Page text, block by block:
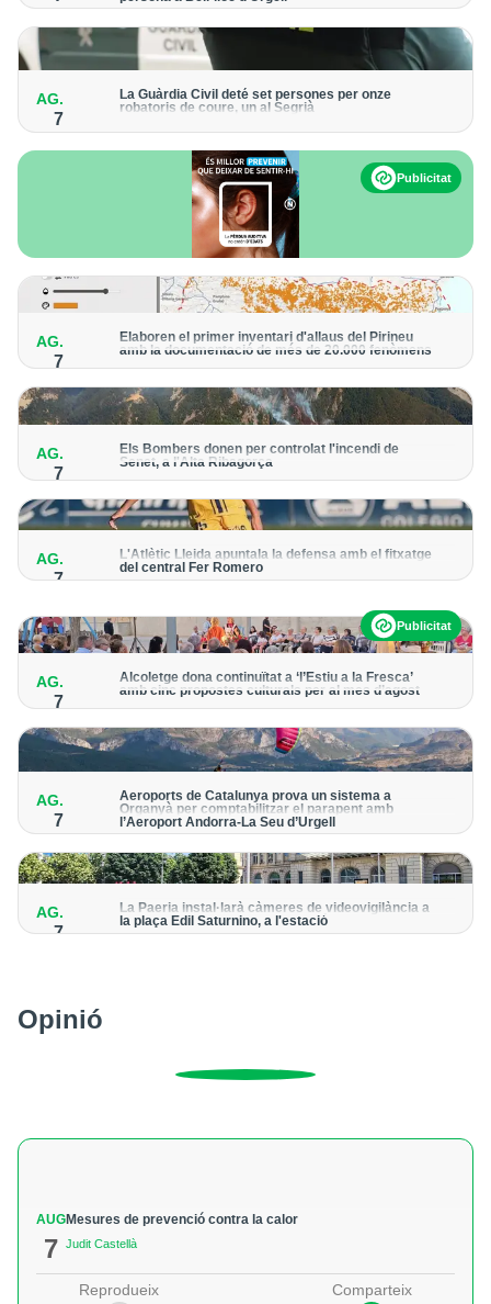
forma progressiva
AG.
7
La Guàrdia Civil deté set persones per onze
robatoris de coure, un al Segrià
Publicitat
AG.
7
Elaboren el primer inventari d'allaus del Pirineu
amb la documentació de més de 20.000 fenòmens
Obra de l'Institut Cartogràfic i Geològic de Catalunya, amb
AG.
7
Els Bombers donen per controlat l'incendi de
Senet, a l'Alta Ribagorça
El cos manté la vigilància de la zona amb drons i mitjans aeris
AG.
7
L'Atlètic Lleida apuntala la defensa amb el fitxatge
del central Fer Romero
Publicitat
AG.
7
Alcoletge dona continuïtat a ‘l’Estiu a la Fresca’
amb cinc propostes culturals per al mes d’agost
Un dels grans protagonistes de la programació serà
AG.
7
Aeroports de Catalunya prova un sistema a
Organyà per comptabilitzar el parapent amb
l’Aeroport Andorra-La Seu d’Urgell
mòbil per donar pas als avions amb vols instrumentals
AG.
7
La Paeria instal·larà càmeres de videovigilància a
la plaça Edil Saturnino, a l'estació
Opinió
AUG
7
Mesures de prevenció contra la calor
Judit Castellà
Reprodueix Comparteix